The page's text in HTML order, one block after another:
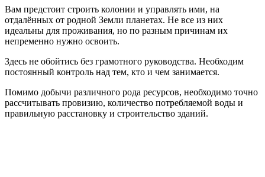
Вам предстоит строить колонии и управлять ими, на
отдалённых от родной Земли планетах. Не все из них
идеальны для проживания, но по разным причинам их
непременно нужно освоить.
Здесь не обойтись без грамотного руководства. Необходим
постоянный контроль над тем, кто и чем занимается.
Помимо добычи различного рода ресурсов, необходимо точно
рассчитывать провизию, количество потребляемой воды и
правильную расстановку и строительство зданий.